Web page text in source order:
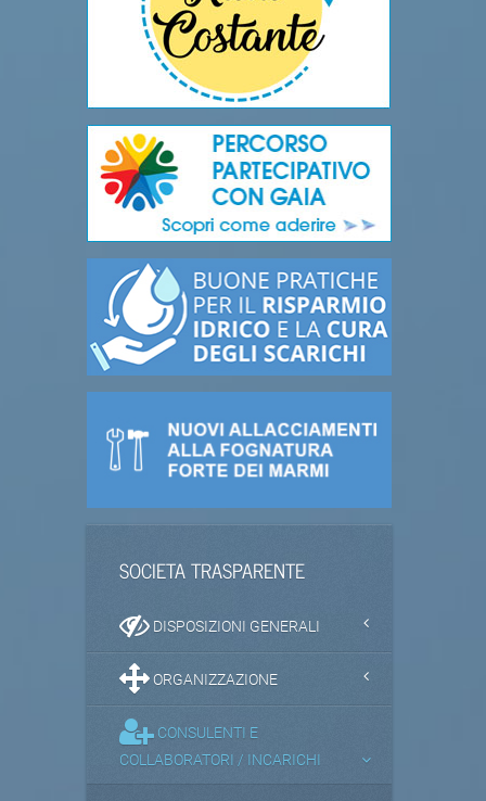
SOCIETA TRASPARENTE
DISPOSIZIONI GENERALI
ORGANIZZAZIONE
CONSULENTI E
COLLABORATORI / INCARICHI